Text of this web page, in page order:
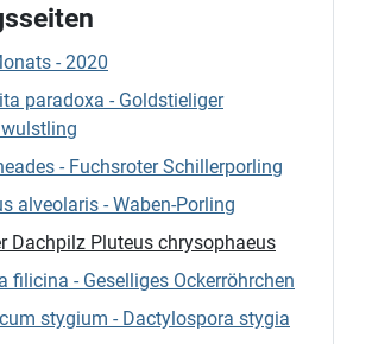
- 2020
paradoxa - Goldstieliger
- Fuchsroter Schillerporling
alveolaris - Waben-Porling
Dachpilz Pluteus chrysophaeus
filicina - Geselliges Ockerröhrchen
stygium - Dactylospora stygia